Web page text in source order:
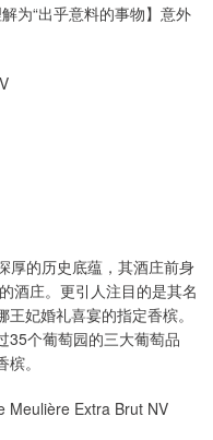
为“出乎意料的事物】意外
厚的历史底蕴，其酒庄前身
酒庄。更引人注目的是其名
妃婚礼喜宴的指定香槟。
35个葡萄园的三大葡萄品
。
Meulière Extra Brut NV